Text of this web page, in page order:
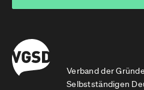
Verband der
Selbstständigen